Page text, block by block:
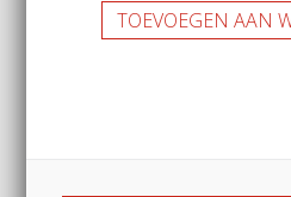
TOEVOEGEN AAN